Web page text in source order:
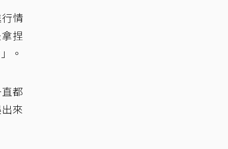
情
捏
。
都
來